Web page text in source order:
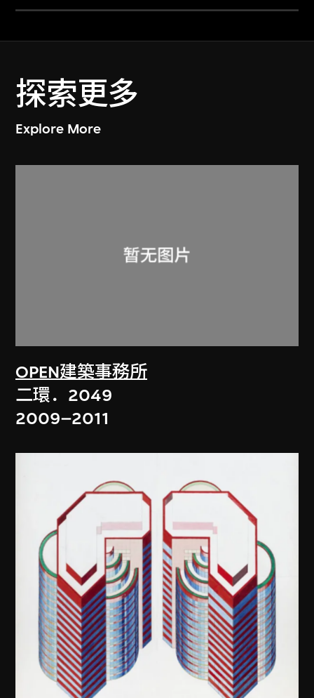
探索更多
Explore More
OPEN建築事務所
二環．2049
2009–2011